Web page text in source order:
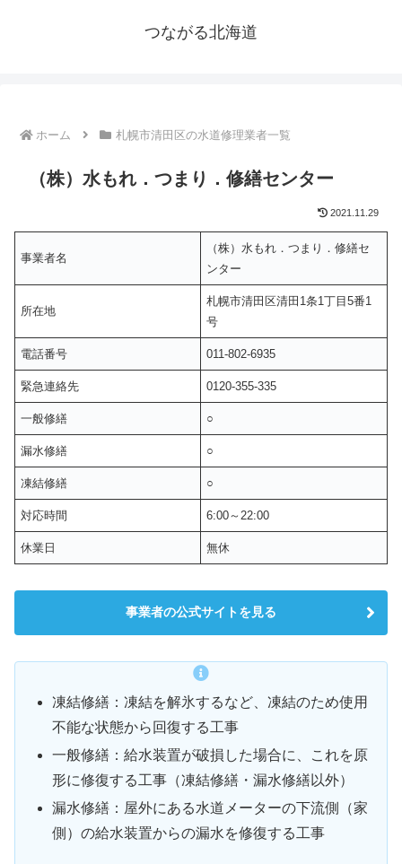
つながる北海道
ホーム 札幌市清田区の水道修理業者一覧
（株）水もれ．つまり．修繕センター
2021.11.29
事業者名
（株）水もれ．つまり．修繕セ
ンター
所在地
札幌市清田区清田1条1丁目5番1
号
電話番号 011-802-6935
緊急連絡先 0120-355-335
一般修繕 ○
漏水修繕 ○
凍結修繕 ○
対応時間 6:00～22:00
休業日 無休
事業者の公式サイトを見る
凍結修繕：凍結を解氷するなど、凍結のため使用
不能な状態から回復する工事
一般修繕：給水装置が破損した場合に、これを原
形に修復する工事（凍結修繕・漏水修繕以外）
漏水修繕：屋外にある水道メーターの下流側（家
側）の給水装置からの漏水を修復する工事